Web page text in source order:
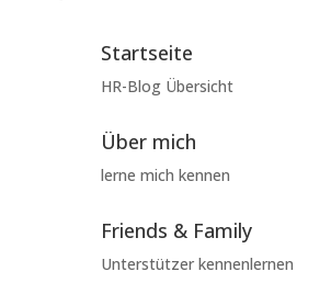
Startseite
HR-Blog Übersicht
Über mich
lerne mich kennen
Friends & Family
Unterstützer kennenlernen